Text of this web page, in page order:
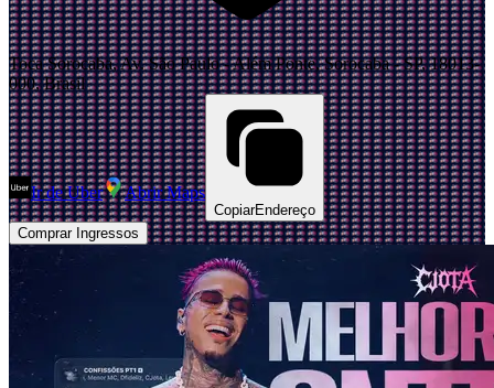
Toca Sorocaba, Av. São Paulo - Além Ponte, Sorocaba - SP, 18013-
000, Brasil
Ir de Uber Abrir Maps
CopiarEndereço
Comprar Ingressos